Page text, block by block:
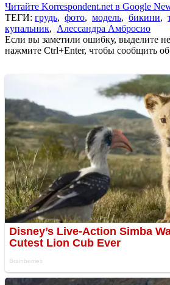
Читайте Korrespondent.net в Google
ТЕГИ: грудь, фото, модель, бикини,
купальник, Алессандра Амбросио
Если вы заметили ошибку, выделите
нажмите Ctrl+Enter, чтобы сообщить